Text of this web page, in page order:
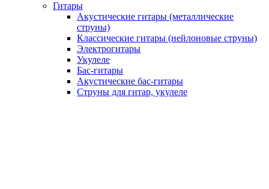
Гитары
Акустические гитары (металлические
струны)
Классические гитары (нейлоновые струны)
Электрогитары
Укулеле
Бас-гитары
Акустические бас-гитары
Струны для гитар, укулеле